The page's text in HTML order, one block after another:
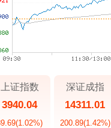
上证指数
3940.04
(1.02%)
深证成指
14311.01
200.89(1.42%)